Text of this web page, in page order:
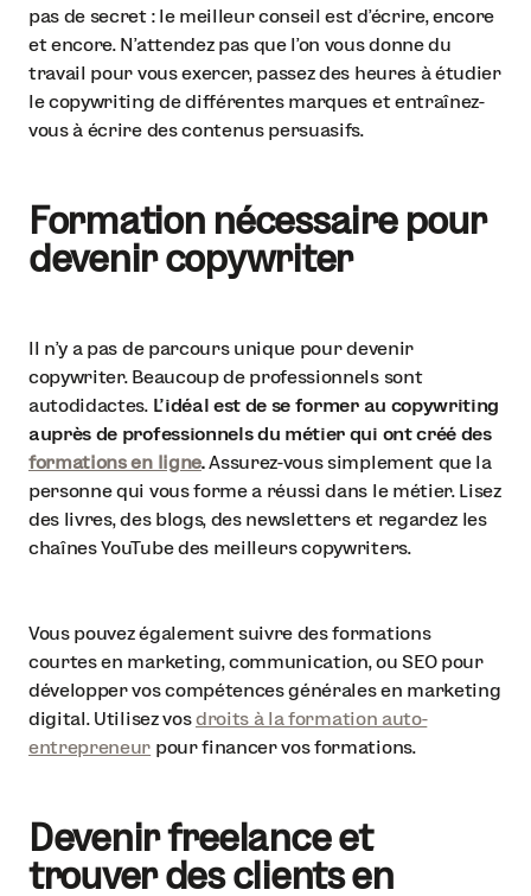
pas de secret : le meilleur conseil est d’écrire, encore
et encore. N’attendez pas que l’on vous donne du
travail pour vous exercer, passez des heures à étudier
le copywriting de différentes marques et entraînez-
vous à écrire des contenus persuasifs.
Formation nécessaire pour
devenir copywriter
Il n’y a pas de parcours unique pour devenir
copywriter. Beaucoup de professionnels sont
autodidactes. L’idéal est de se former au copywriting
auprès de professionnels du métier qui ont créé des
formations en ligne.Assurez-vous simplement que la
personne qui vous forme a réussi dans le métier. Lisez
des livres, des blogs, des newsletters et regardez les
chaînes YouTube des meilleurs copywriters.
Vous pouvez également suivre des formations
courtes en marketing, communication, ou SEO pour
développer vos compétences générales en marketing
digital. Utilisez vosdroits à la formation auto-
entrepreneur pour financer vos formations.
Devenir freelance et
trouver des clients en